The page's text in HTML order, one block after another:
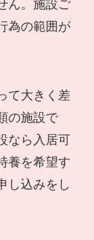
ん。施設ご
為の範囲が
て大きく差
の施設で
なら入居可
養を希望す
し込みをし